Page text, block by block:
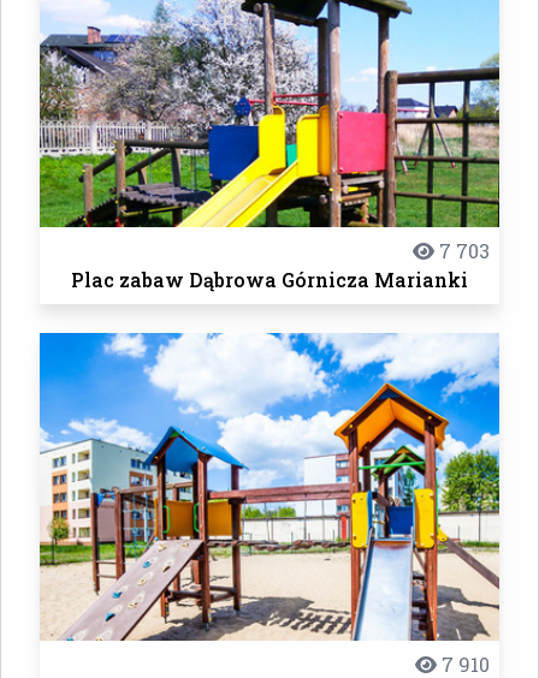
7 703
Plac zabaw Dąbrowa Górnicza Marianki
7 910